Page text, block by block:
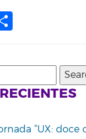
“UX: doce